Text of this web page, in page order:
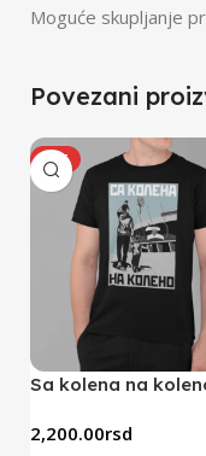
Moguće skupljanje
Povezani
HOT
Sa kolena na
2,200.00rsd